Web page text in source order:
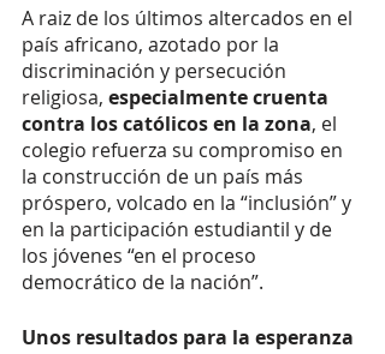
A raiz de los últimos altercados en el
país africano, azotado por la
discriminación y persecución
religiosa, especialmente cruenta
contra los católicos en la zona, el
colegio refuerza su compromiso en
la construcción de un país más
próspero, volcado en la “inclusión” y
en la participación estudiantil y de
los jóvenes “en el proceso
democrático de la nación”.
Unos resultados para la esperanza